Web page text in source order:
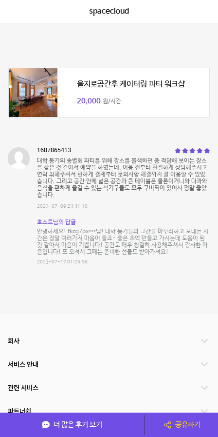
spacecloud
을지로공간후 케이터링 파티 워크샵
20,000 원/시간
1687865413
대학 동기의 송별회 파티를 위해 장소를 물색하던 중 적당해 보이는 장소
를 찾은 것 같아서 예약을 하였는데, 이용 전부터 친절하게 상담해주시고
연락 취해주셔서 편하게 결제부터 문의사항 해결까지 잘 이용할 수 있었
습니다. 그리고 공간 안에 넓은 공간과 큰 테이블은 물론이거니와 다과와
음식을 편하게 즐길 수 있는 식기구들도 모두 구비되어 있어서 정말 좋았
습니다.
2023-07-09 23:31:10
호스트님의 답글
안녕하세요! tkcg7px***님! 대학 동기들과 그간을 마무리하고 보내는 시
간은 정말 여러가지 마음이 들죠- 좋은 추억 만들고 가시는데 도움이 된
것 같아서 마음이 기쁩니다! 공간도 매우 청결히 사용해주셔서 감사한 마
음입니다! 또 오셔서 그때는 준비한 선물도 받아가셔요!
2023-07-17 01:25:56
더 많은 후기 보기 공유하기
회사
서비스 안내
관련 서비스
파트너쉽